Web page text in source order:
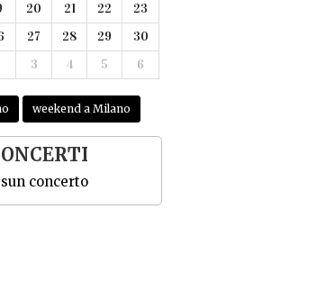
20 21 22
23
27 28 29
30
3 4 5 6
weekend a Milano
concerto